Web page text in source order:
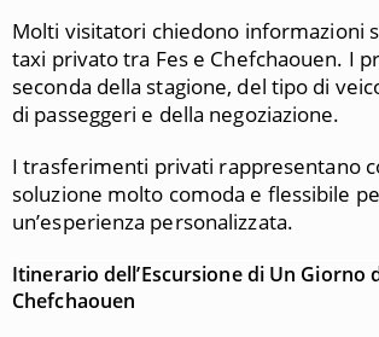
Molti visitatori chiedono informazioni
taxi privato tra Fes e Chefchaouen. I
seconda della stagione, del tipo di
di passeggeri e della negoziazione.
I trasferimenti privati rappresentano
soluzione molto comoda e flessibile
un’esperienza personalizzata.
Itinerario dell’Escursione di Un Giorno
Chefchaouen